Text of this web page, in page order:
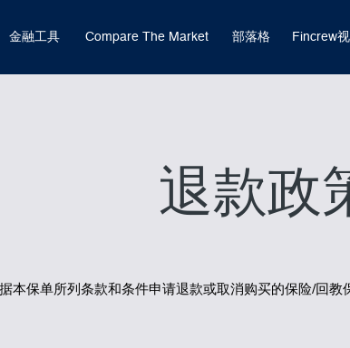
金融工具 Compare The Market 部落格 Fincrew
退款政
本保单所列条款和条件申请退款或取消购买的保险/回教